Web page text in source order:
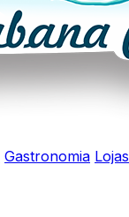
Gastronomia Lojas